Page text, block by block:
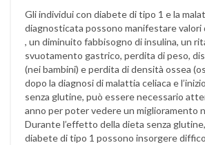
Gli individui con diabete di tipo 1 e la
diagnosticata possono manifestare valori
, un diminuito fabbisogno di insulina, un
svuotamento gastrico, perdita di peso,
(nei bambini) e perdita di densità ossea
dopo la diagnosi di malattia celiaca e
senza glutine, può essere necessario
anno per poter vedere un miglioramento
Durante l’effetto della dieta senza
diabete di tipo 1 possono insorgere